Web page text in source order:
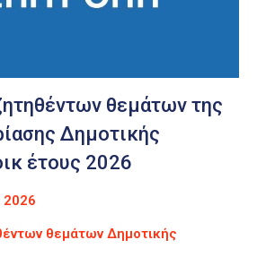
θεμάτων της
Δημοτικής
έτους 2026
2026
θεμάτων Δημοτικής